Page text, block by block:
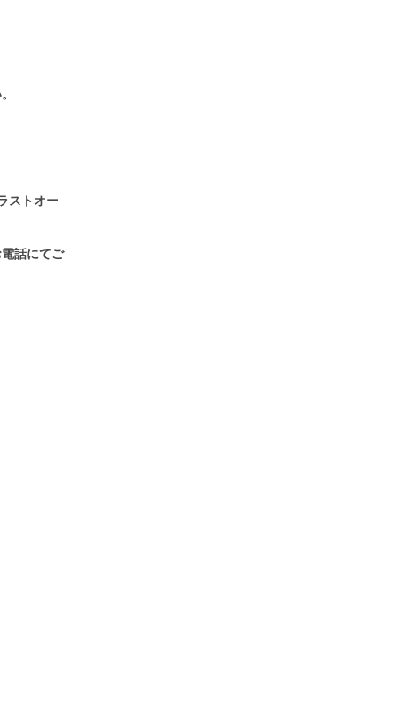
ストオー
話にてご